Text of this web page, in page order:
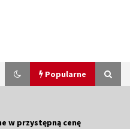
Popularne
w przystępną cenę